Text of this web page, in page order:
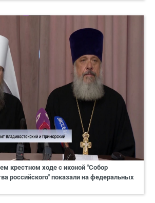
крестном ходе с иконой "Собор
российского" показали на федеральных